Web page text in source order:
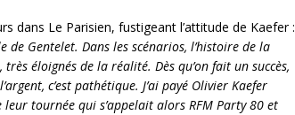
dans Le Parisien, fustigeant l’attitude de Kaefer :
Gentelet. Dans les scénarios, l’histoire de la
éloignés de la réalité. Dès qu’on fait un succès,
c’est pathétique. J’ai payé Olivier Kaefer
tournée qui s’appelait alors RFM Party 80 et